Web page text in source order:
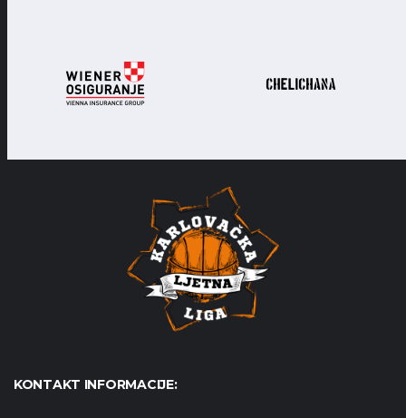
KONTAKT INFORMACIJE: